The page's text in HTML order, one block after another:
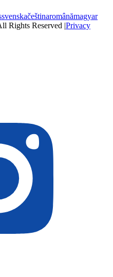
svenskačeštinaromânămagyar
Rights Reserved |Privacy